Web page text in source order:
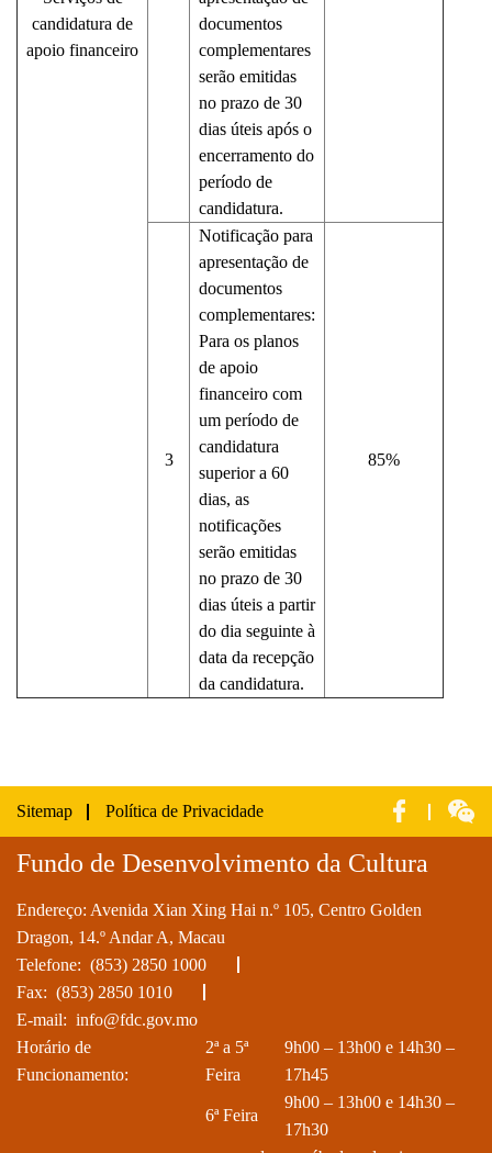
candidatura de
apoio financeiro
documentos
complementares
serão emitidas
no prazo de 30
dias úteis após o
encerramento do
período de
candidatura.
3
Notificação para
apresentação de
documentos
complementares:
Para os planos
de apoio
financeiro com
um período de
candidatura
superior a 60
dias, as
notificações
serão emitidas
no prazo de 30
dias úteis a partir
do dia seguinte à
data da recepção
da candidatura.
85%
Sitemap Política de Privacidade
Fundo de Desenvolvimento da Cultura
Endereço: Avenida Xian Xing Hai n.º 105, Centro Golden
Dragon, 14.º Andar A, Macau
Telefone: (853) 2850 1000
Fax: (853) 2850 1010
E-mail: info@fdc.gov.mo
Horário de
Funcionamento:
2ª a 5ª
Feira
9h00 – 13h00 e 14h30 –
17h45
6ª Feira
9h00 – 13h00 e 14h30 –
17h30